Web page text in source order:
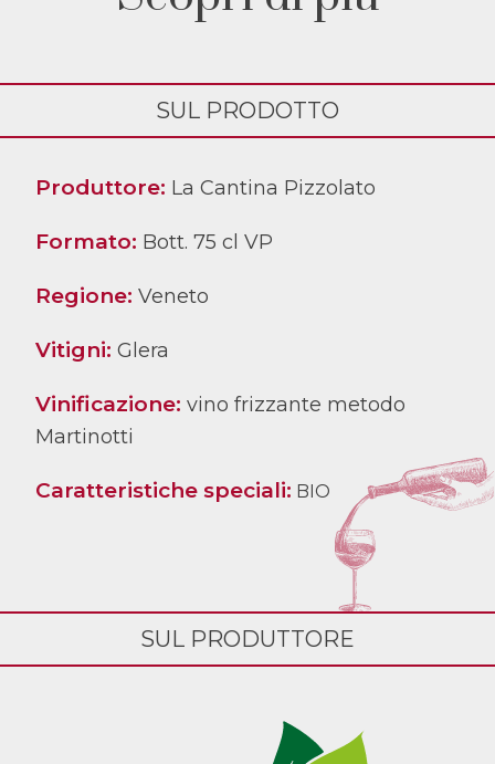
SUL PRODOTTO
Produttore: La Cantina Pizzolato
Formato: Bott. 75 cl VP
Regione: Veneto
Vitigni: Glera
Vinificazione: vino frizzante metodo
Martinotti
Caratteristiche speciali: BIO
SUL PRODUTTORE